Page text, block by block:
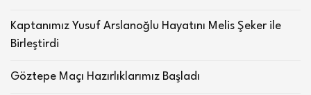
Kaptanımız Yusuf Arslanoğlu Hayatını Melis Şeker ile
Birleştirdi
Göztepe Maçı Hazırlıklarımız Başladı